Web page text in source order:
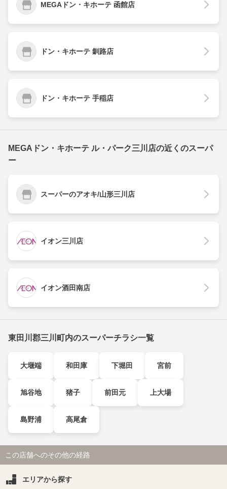
MEGAドン・キホーテ 函館店
ドン・キホーテ 釧路店
ドン・キホーテ 手稲店
MEGAドン・キホーテ ル・パーク三川店の近くのスーパ
ー
スーパーのアオキ/山形三川店
イオン三川店
イオン酒田南店
東田川郡三川町内のスーパーチラシ一覧
大堰端 和田庫 下堀田 宮前
旭谷地 猪子 前田元 上大場
島野浦 高尾倉
この店舗へのその他の経路
エリアから探す